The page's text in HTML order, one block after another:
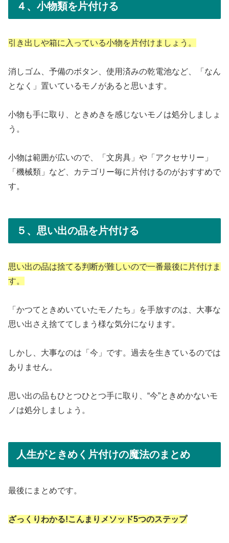
４、小物類を片付ける
引き出しや箱に入っている小物を片付けましょう。
消しゴム、予備のボタン、使用済みの乾電池など、「なん
となく」置いているモノがあると思います。
小物も手に取り、ときめきを感じないモノは処分しましょ
う。
小物は範囲が広いので、「文房具」や「アクセサリー」
「機械類」など、カテゴリー毎に片付けるのがおすすめで
す。
５、思い出の品を片付ける
思い出の品は捨てる判断が難しいので一番最後に片付けま
す。
「かつてときめいていたモノたち」を手放すのは、大事な
思い出さえ捨ててしまう様な気分になります。
しかし、大事なのは「今」です。過去を生きているのでは
ありません。
思い出の品もひとつひとつ手に取り、“今”ときめかないモ
ノは処分しましょう。
人生がときめく片付けの魔法のまとめ
最後にまとめです。
ざっくりわかる!こんまりメソッド5つのステップ